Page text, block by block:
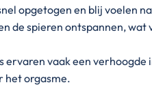
opgetogen en blij voelen
de spieren ontspannen,
ervaren vaak een
het orgasme.